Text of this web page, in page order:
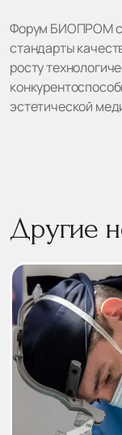
Форум БИОПРОМ
стандарты
росту
эстетической
Другие